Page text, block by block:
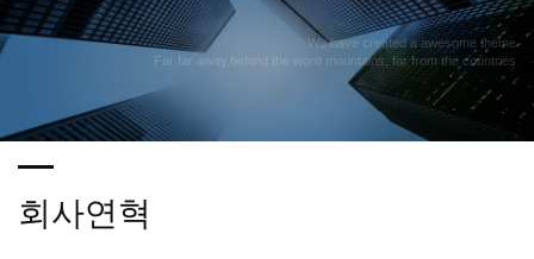
We have created a awesome theme
Far far away,behind the word mountains, far from the countries
회사연혁